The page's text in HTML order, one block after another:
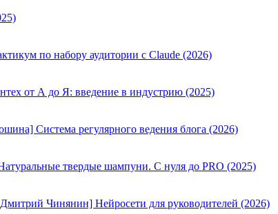
по набору аудитории с Claude (2026)
от А до Я: введение в индустрию (2025)
Система регулярного ведения блога (2026)
твердые шампуни. С нуля до PRO (2025)
Чинянин] Нейросети для руководителей (2026)